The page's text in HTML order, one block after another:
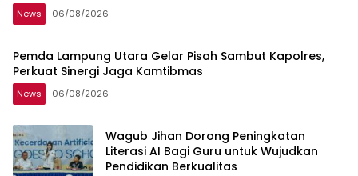
News 06/08/2026
Pemda Lampung Utara Gelar Pisah Sambut Kapolres,
Perkuat Sinergi Jaga Kamtibmas
News 06/08/2026
Wagub Jihan Dorong Peningkatan
Literasi AI Bagi Guru untuk Wujudkan
Pendidikan Berkualitas